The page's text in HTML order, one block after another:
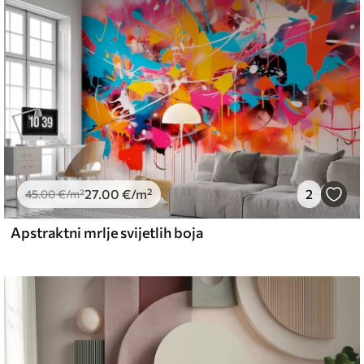
.6734.00€/m²
and Stick
49.00€/m²
45.00€/m²27 .00 €/m² 2
Apstraktni mrlje svijetlih boja